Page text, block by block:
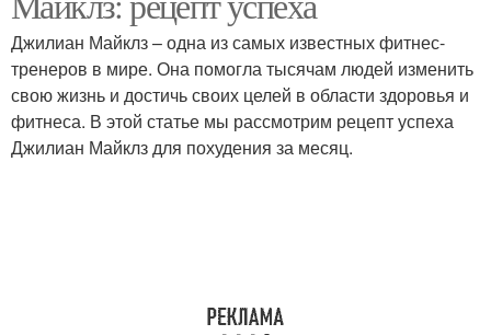
Джилиан Майклз – одна из самых известных фитнес-
тренеров в мире. Она помогла тысячам людей изменить
свою жизнь и достичь своих целей в области здоровья и
фитнеса. В этой статье мы рассмотрим рецепт успеха
Джилиан Майклз для похудения за месяц.